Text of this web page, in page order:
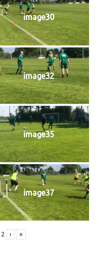
image30
image32
image35
image37
2 › »